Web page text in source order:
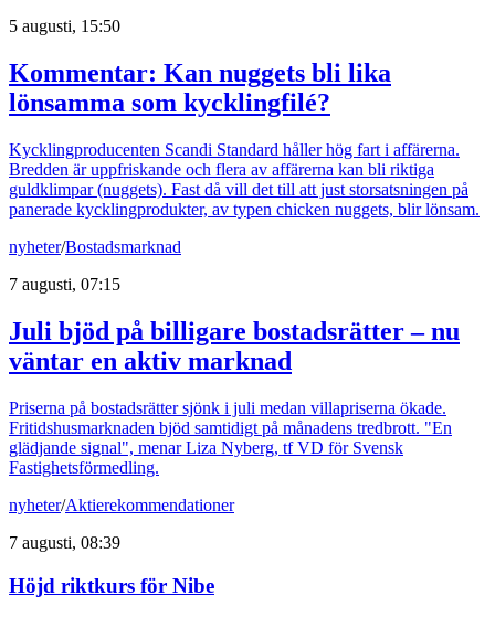
5 augusti, 15:50
Kommentar: Kan nuggets bli lika
lönsamma som kycklingfilé?
Kycklingproducenten Scandi Standard håller hög fart i affärerna.
Bredden är uppfriskande och flera av affärerna kan bli riktiga
guldklimpar (nuggets). Fast då vill det till att just storsatsningen på
panerade kycklingprodukter, av typen chicken nuggets, blir lönsam.
nyheter/Bostadsmarknad
7 augusti, 07:15
Juli bjöd på billigare bostadsrätter – nu
väntar en aktiv marknad
Priserna på bostadsrätter sjönk i juli medan villapriserna ökade.
Fritidshusmarknaden bjöd samtidigt på månadens tredbrott. "En
glädjande signal", menar Liza Nyberg, tf VD för Svensk
Fastighetsförmedling.
nyheter/Aktierekommendationer
7 augusti, 08:39
Höjd riktkurs för Nibe